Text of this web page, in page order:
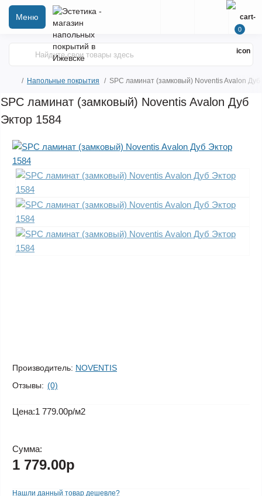
Меню
0
Напольные покрытия SPC ламинат (замковый) Noventis Avalon
SPC ламинат (замковый) Noventis Avalon Дуб
Эктор 1584
Производитель: NOVENTIS
Отзывы: (0)
Цена:1 779.00р/м2
Сумма:
1 779.00р
Нашли данный товар дешевле?